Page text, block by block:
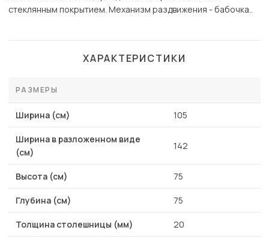
стеклянным покрытием. Механизм раздвижения - бабочка..
ХАРАКТЕРИСТИКИ
РАЗМЕРЫ
Ширина (см) 105
Ширина в разложенном виде
(см)
142
Высота (см) 75
Глубина (см) 75
Толщина столешницы (мм) 20